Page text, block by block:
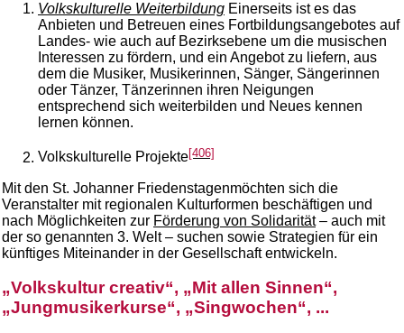
Volkskulturelle Weiterbildung Einerseits ist es das
Anbieten und Betreuen eines Fortbildungsangebotes auf
Landes- wie auch auf Bezirksebene um die musischen
Interessen zu fördern, und ein Angebot zu liefern, aus
dem die Musiker, Musikerinnen, Sänger, Sängerinnen
oder Tänzer, Tänzerinnen ihren Neigungen
entsprechend sich weiterbilden und Neues kennen
lernen können.
Volkskulturelle Projekte[406]
Mit den St. Johanner Friedenstagenmöchten sich die
Veranstalter mit regionalen Kulturformen beschäftigen und
nach Möglichkeiten zur Förderung von Solidarität– auch mit
der so genannten 3. Welt – suchen sowie Strategien für ein
künftiges Miteinander in der Gesellschaft entwickeln.
„Volkskultur creativ“, „Mit allen Sinnen“,
„Jungmusikerkurse“, „Singwochen“, ...